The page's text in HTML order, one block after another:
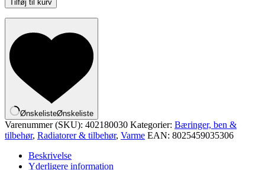
-
Excentrisk
adapter
30
mm
1/2"
(forlænger
radiator)
antal
Tilføj til kurv
ØnskelisteØnskeliste
Varenummer (SKU): 402180030 Kategorier: Bæringer, ben &
tilbehør, Radiatorer & tilbehør, Varme EAN: 8025459035306
Beskrivelse
Yderligere information